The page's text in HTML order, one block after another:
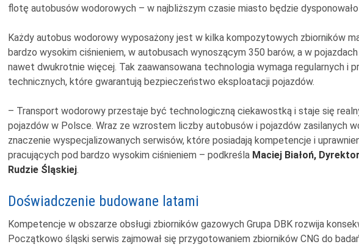
flotę autobusów wodorowych – w najbliższym czasie miasto będzie
Każdy autobus wodorowy wyposażony jest w kilka kompozytowych zbiorników
bardzo wysokim ciśnieniem, w autobusach wynoszącym 350 barów, a w
nawet dwukrotnie więcej. Tak zaawansowana technologia wymaga regularnych i
technicznych, które gwarantują bezpieczeństwo eksploatacji pojazdów.
– Transport wodorowy przestaje być technologiczną ciekawostką i staje się
pojazdów w Polsce. Wraz ze wzrostem liczby autobusów i pojazdów zasilanych
znaczenie wyspecjalizowanych serwisów, które posiadają kompetencje i
pracujących pod bardzo wysokim ciśnieniem – podkreśla Maciej Białoń,
Rudzie Śląskiej.
Doświadczenie budowane latami
Kompetencje w obszarze obsługi zbiorników gazowych Grupa DBK rozwija
Początkowo śląski serwis zajmował się przygotowaniem zbiorników CNG do